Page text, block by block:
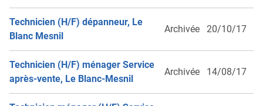
Technicien (H/F) dépanneur, Le
Blanc Mesnil
Archivée 20/10/17
Technicien (H/F) ménager Service
après-vente, Le Blanc-Mesnil
Archivée 14/08/17